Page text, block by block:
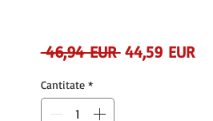
46,94 EUR Preț
44,59 EURPreț
Cantitate *